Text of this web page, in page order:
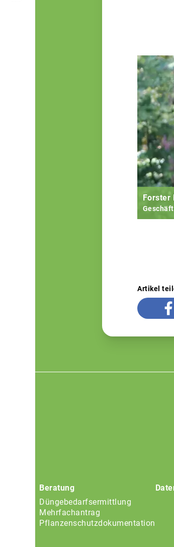
Forster
Artikel
Beratung
Düngebedarfsermittlung
Mehrfachantrag
Pflanzenschutzdokumentation